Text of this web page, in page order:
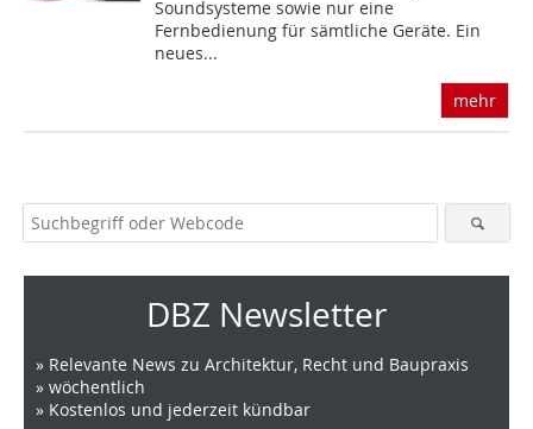
Soundsysteme sowie nur eine
Fernbedienung für sämtliche Geräte. Ein
neues...
mehr
DBZ Newsletter
» Relevante News zu Architektur, Recht und Baupraxis
» wöchentlich
» Kostenlos und jederzeit kündbar